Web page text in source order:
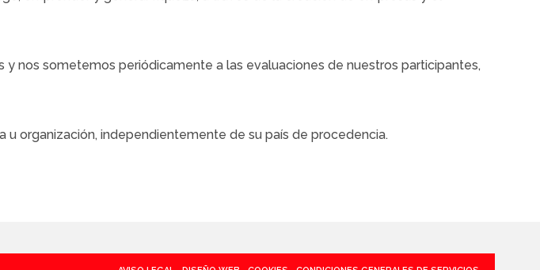
nos sometemos periódicamente a las evaluaciones de nuestros participantes,
organización, independientemente de su país de procedencia.